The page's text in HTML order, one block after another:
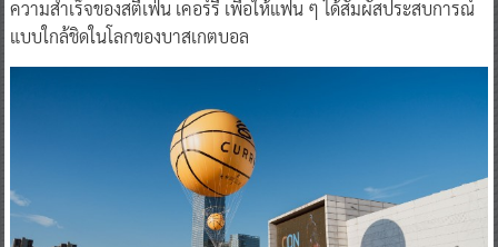
ความสำเร็จของสตีเฟ่น เคอร์รี เพื่อให้แฟน ๆ ได้สัมผัสประสบการณ์
แบบใกล้ชิดในโลกของบาสเกตบอล